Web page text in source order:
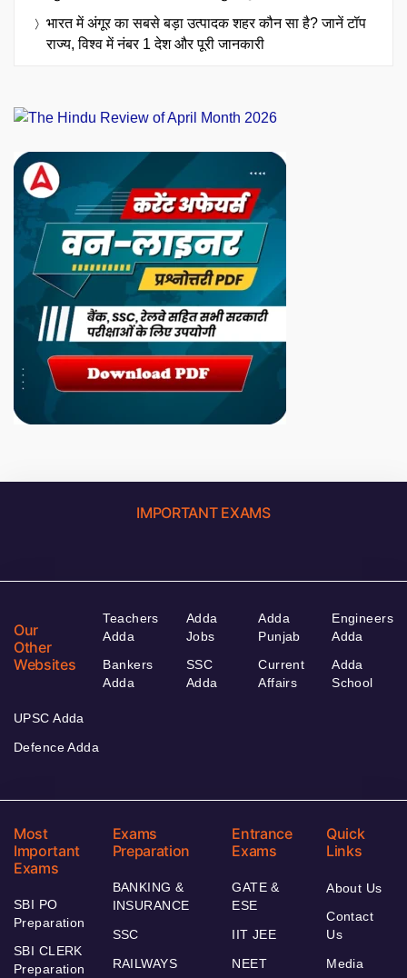
भारत में अंगूर का सबसे बड़ा उत्पादक शहर कौन सा है? जानें टॉप
राज्य, विश्व में नंबर 1 देश और पूरी जानकारी
IMPORTANT EXAMS
Our
Other
Websites
Teachers
Adda
Bankers
Adda
Adda
Jobs
SSC
Adda
Adda
Punjab
Current
Affairs
Engineers
Adda
Adda
School
UPSC Adda
Defence Adda
Most
Important
Exams
SBI PO
Preparation
SBI CLERK
Preparation
Exams
Preparation
BANKING &
INSURANCE
SSC
RAILWAYS
Entrance
Exams
GATE &
ESE
IIT JEE
NEET
Quick
Links
About Us
Contact
Us
Media